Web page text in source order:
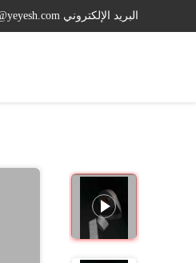
البريد الإلكتروني glenn.knight@yeyesh.com